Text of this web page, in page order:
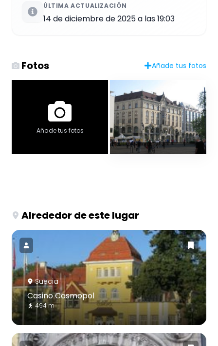
ÚLTIMA ACTUALIZACIÓN
14 de diciembre de 2025 a las 19:03
Fotos Añade tus fotos
Añade tus fotos
Alrededor de este lugar
Suecia
Casino Cosmopol
494 m